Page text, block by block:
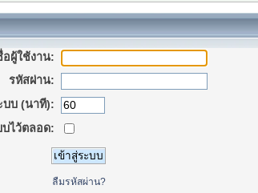
อผู้ใช้งาน:
รหัสผ่าน:
บบ (นาที):
บไว้ตลอด:
ลืมรหัสผ่าน?